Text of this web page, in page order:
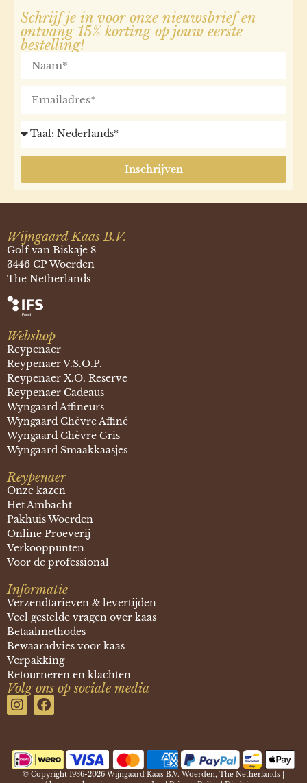
Schrijf je in voor onze nieuwsbrief en
ontvang 15% korting op jouw eerste
bestelling!
Inschrijven
Wijngaard Kaas B.V.
Golf van Biskaje 8
3446 CP Woerden
The Netherlands
Webshop
Reypenaer
Reypenaer V.S.O.P.
Reypenaer X.O. Reserve
Reypenaer Cadeaus
Wyngaard Affineurs
Wyngaard Chèvre Affiné
Wyngaard Chèvre Gris
Wyngaard Smaakkaasjes
Reypenaer
Onze kazen
Het Ambacht
Pakhuis Woerden
Online Proeverij
Verkooppunten
Voor de professional
Informatie
Verzendtarieven & levertijden
Veel gestelde vragen over kaas
Betaalmethodes
Bewaaradvies voor kaas
Verpakking
Retourneren en klachten
Volg ons op sociale media
© Copyright 1936-2026 Wijngaard Kaas B.V. Woerden, The Netherlands |